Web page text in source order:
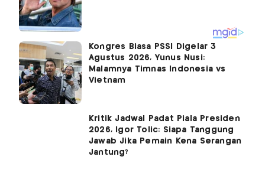
Kongres Biasa PSSI Digelar 3
Agustus 2026, Yunus Nusi:
Malamnya Timnas Indonesia vs
Vietnam
Kritik Jadwal Padat Piala Presiden
2026, Igor Tolic: Siapa Tanggung
Jawab Jika Pemain Kena Serangan
Jantung?